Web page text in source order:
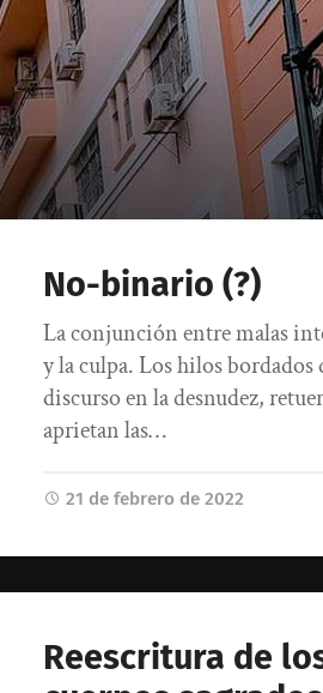
No-binario (?)
La conjunción entre malas
y la culpa. Los hilos bordados
discurso en la desnudez,
aprietan las…
21 de febrero de 2022
Reescritura de